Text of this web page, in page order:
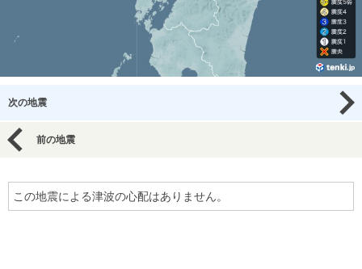
次の地震
前の地震
この地震による津波の心配はありません。